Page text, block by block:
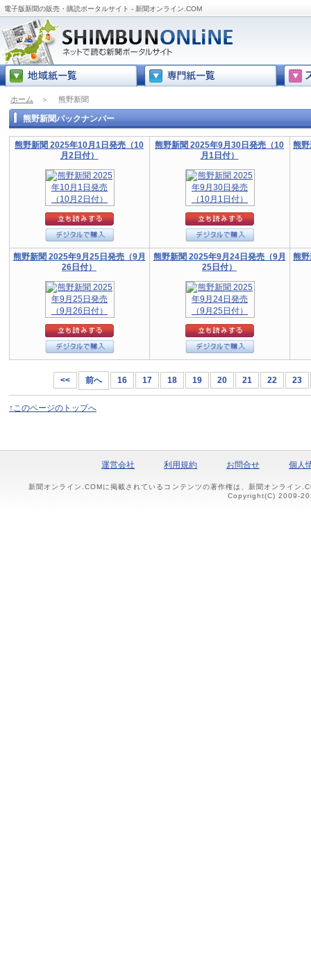
電子版新聞の販売・購読ポータルサイト - 新聞オンライン.COM
ホーム ＞ 熊野新聞
熊野新聞バックナンバー
熊野新聞 2025年10月1日発売（10
月2日付）
熊野新聞 2025年9月30日発売（10
月1日付）
熊
熊野新聞 2025年9月25日発売（9月
26日付）
熊野新聞 2025年9月24日発売（9月
25日付）
熊
<< 前へ 16 17 18 19 20 21 22 23
↑このページのトップへ
運営会社 利用規約 お問合せ 個人
新聞オンライン.COMに掲載されているコンテンツの著作権は、新聞オンライン
Copyright(C) 2009-